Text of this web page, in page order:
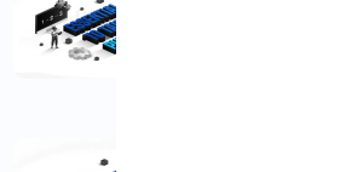
از خرید سرور